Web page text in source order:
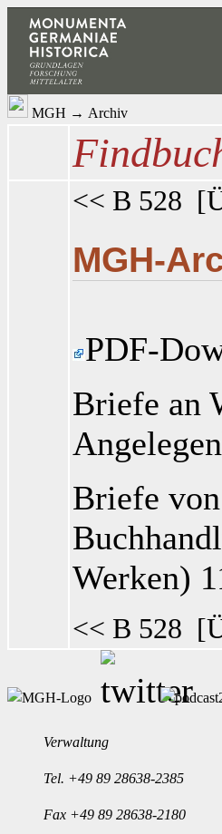
MGH → Archiv
<< B 528 [
MGH-
PDF-
Briefe an
Briefe
Werken)
<< B 528 [
Verwaltung
Tel. +49 89 28638-2385
Fax +49 89 28638-2180